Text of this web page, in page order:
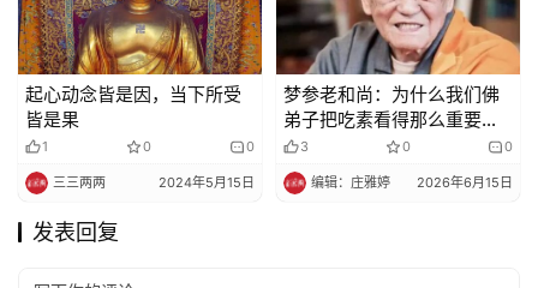
起心动念皆是因，当下所受
皆是果
1 0 0
三三两两 2024年5月15日
梦参老和尚：为什么我们佛
弟子把吃素看得那么重要？
看《楞严经》怎么讲
3 0 0
编辑：庄雅婷 2026年6月15日
发表回复